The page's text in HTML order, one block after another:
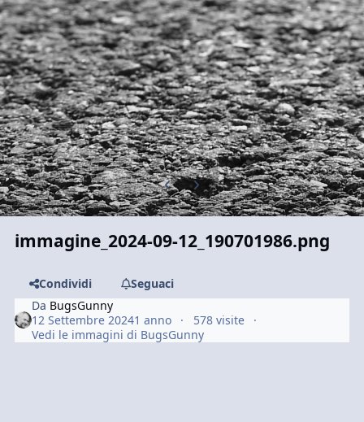
Previous carousel slide
Next carousel slide
immagine_2024-09-12_190701986.png
Condividi
Seguaci
Da BugsGunny
12 Settembre 20241 anno
578 visite
Vedi le immagini di BugsGunny